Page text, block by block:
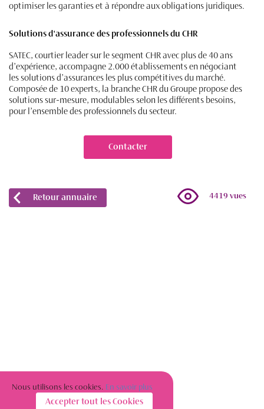
optimiser les garanties et à répondre aux obligations juridiques.
Solutions d'assurance des professionnels du CHR
SATEC, courtier leader sur le segment CHR avec plus de 40 ans
d’expérience, accompagne 2.000 établissements en négociant
les solutions d’assurances les plus compétitives du marché.
Composée de 10 experts, la branche CHR du Groupe propose des
solutions sur-mesure, modulables selon les différents besoins,
pour l’ensemble des professionnels du secteur.
Contacter
Retour annuaire 4419 vues
Nous utilisons les cookies. En savoir plus
Accepter tout les Cookies